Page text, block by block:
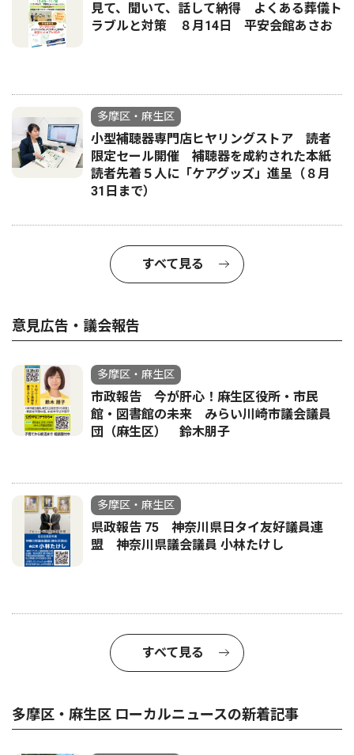
見て、聞いて、話して納得 よくある葬儀ト
ラブルと対策 ８月14日 平安会館あさお
多摩区・麻生区
小型補聴器専門店ヒヤリングストア 読者
限定セール開催 補聴器を成約された本紙
読者先着５人に「ケアグッズ」進呈（８月
31日まで）
すべて見る
意見広告・議会報告
多摩区・麻生区
市政報告 今が肝心！麻生区役所・市民
館・図書館の未来 みらい川崎市議会議員
団（麻生区） 鈴木朋子
多摩区・麻生区
県政報告 75 神奈川県日タイ友好議員連
盟 神奈川県議会議員 小林たけし
すべて見る
多摩区・麻生区 ローカルニュースの新着記事